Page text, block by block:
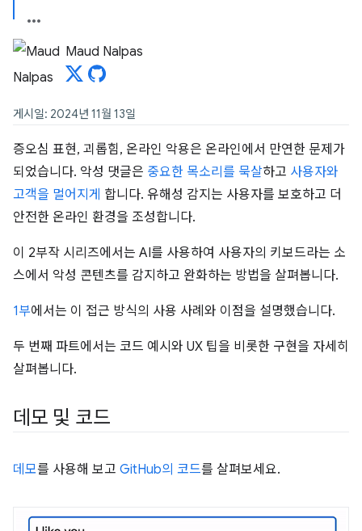
Maud Nalpas
게시일: 2024년 11월 13일
증오심 표현, 괴롭힘, 온라인 악용은 온라인에서 만연한 문제가
되었습니다. 악성 댓글은 중요한 목소리를 묵살하고 사용자와
고객을 멀어지게 합니다. 유해성 감지는 사용자를 보호하고 더
안전한 온라인 환경을 조성합니다.
이 2부작 시리즈에서는 AI를 사용하여 사용자의 키보드라는 소
스에서 악성 콘텐츠를 감지하고 완화하는 방법을 살펴봅니다.
1부에서는 이 접근 방식의 사용 사례와 이점을 설명했습니다.
두 번째 파트에서는 코드 예시와 UX 팁을 비롯한 구현을 자세히
살펴봅니다.
데모 및 코드
데모를 사용해 보고 GitHub의 코드를 살펴보세요.